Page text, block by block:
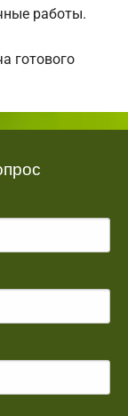
работы.
готового